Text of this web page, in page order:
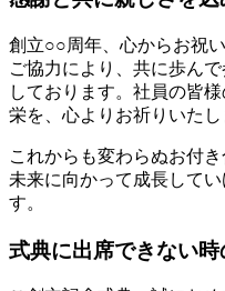
創立○○周年、心からお祝
ご協力により、共に歩ん
しております。社員の皆
栄を、心よりお祈りいたし
これからも変わらぬお付
未来に向かって成長して
す。
式典に出席できない時